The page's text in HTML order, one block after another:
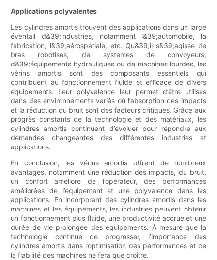
Applications polyvalentes
Les cylindres amortis trouvent des applications dans un large
éventail d&39;industries, notamment l&39;automobile, la
fabrication, l&39;aérospatiale, etc. Qu&39;il s&39;agisse de
bras robotisés, de systèmes de convoyeurs,
d&39;équipements hydrauliques ou de machines lourdes, les
vérins amortis sont des composants essentiels qui
contribuent au fonctionnement fluide et efficace de divers
équipements. Leur polyvalence leur permet d’être utilisés
dans des environnements variés où l’absorption des impacts
et la réduction du bruit sont des facteurs critiques. Grâce aux
progrès constants de la technologie et des matériaux, les
cylindres amortis continuent d’évoluer pour répondre aux
demandes changeantes des différentes industries et
applications.
En conclusion, les vérins amortis offrent de nombreux
avantages, notamment une réduction des impacts, du bruit,
un confort amélioré de l’opérateur, des performances
améliorées de l’équipement et une polyvalence dans les
applications. En incorporant des cylindres amortis dans les
machines et les équipements, les industries peuvent obtenir
un fonctionnement plus fluide, une productivité accrue et une
durée de vie prolongée des équipements. À mesure que la
technologie continue de progresser, l’importance des
cylindres amortis dans l’optimisation des performances et de
la fiabilité des machines ne fera que croître.